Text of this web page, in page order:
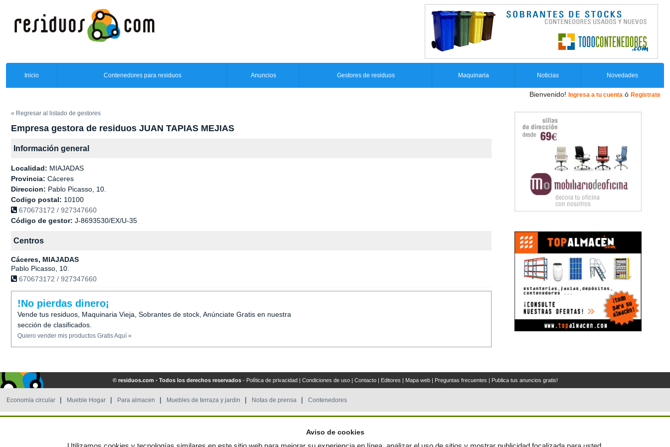
Inicio Contenedores para residuos Anuncios Gestores de residuos Maquinaria Noticias Novedades
Bienvenido! Ingresa a tu cuenta ó Registrate
« Regresar al listado de gestores
Empresa gestora de residuos JUAN TAPIAS MEJIAS
Información general
Localidad: MIAJADAS
Provincia: Cáceres
Direccion: Pablo Picasso, 10.
Codigo postal: 10100
670673172 / 927347660
Código de gestor: J-8693530/EX/U-35
Centros
Cáceres, MIAJADAS
Pablo Picasso, 10.
670673172 / 927347660
!No pierdas dinero¡
Vende tus residuos, Maquinaria Vieja, Sobrantes de stock, Anúnciate Gratis en nuestra
sección de clasificados.
Quiero vender mis productos Gratis Aquí »
© residuos.com - Todos los derechos reservados- Política de privacidad| Condiciones de uso| Contacto| Editores | Mapa web| Preguntas frecuentes | Publica tus anuncios gratis!
Economía circular Mueble Hogar Para almacen Muebles de terraza y jardin Notas de prensa Contenedores
Aviso de cookies